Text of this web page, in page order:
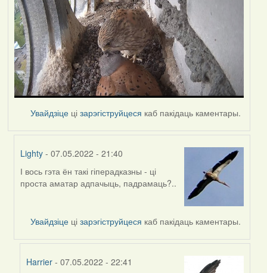
Увайдзіце цізарэгіструйцеся каб пакідаць каментары.
Lighty - 07.05.2022 - 21:40
In
reply
Harrier
І вось гэта ён такі гіперадказны - ці
проста аматар адпачыць, падрамаць?..
Увайдзіце цізарэгіструйцеся каб пакідаць каментары.
Harrier - 07.05.2022 - 22:41